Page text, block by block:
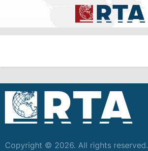
Copyright © 2026. All rights reserved.